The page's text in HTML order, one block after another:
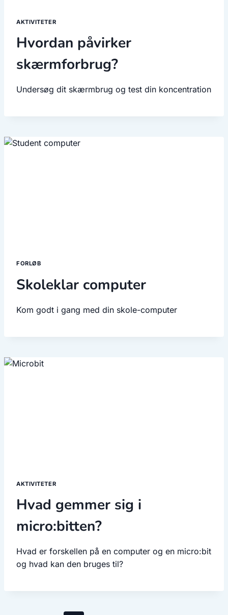
AKTIVITETER
Hvordan påvirker
skærmforbrug?
Undersøg dit skærmbrug og test din koncentration
FORLØB
Skoleklar computer
Kom godt i gang med din skole-computer
AKTIVITETER
Hvad gemmer sig i
micro:bitten?
Hvad er forskellen på en computer og en micro:bit
og hvad kan den bruges til?